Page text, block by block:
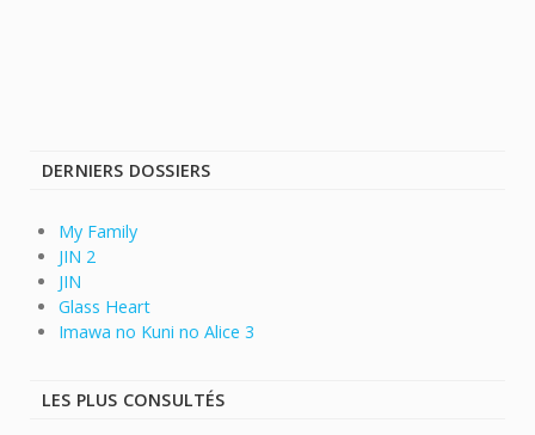
DERNIERS DOSSIERS
My Family
JIN 2
JIN
Glass Heart
Imawa no Kuni no Alice 3
LES PLUS CONSULTÉS